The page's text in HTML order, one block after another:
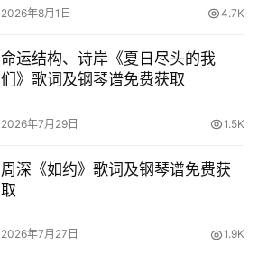
2026年8月1日 4.7K
命运结构、诗岸《夏日尽头的我
们》歌词及钢琴谱免费获取
2026年7月29日 1.5K
周深《如约》歌词及钢琴谱免费获
取
2026年7月27日 1.9K